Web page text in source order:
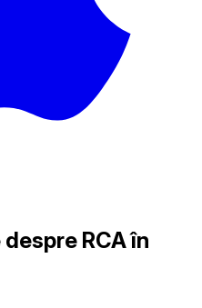
RCA în